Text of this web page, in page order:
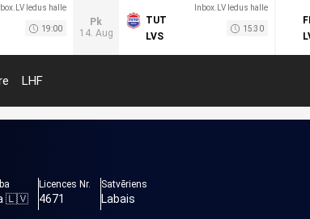
ledus halle
19:00
Pk
14. Aug
Inbox.LV ledus halle
TUT
LVS
15:30
LHF
🇱🇻
Licences Nr.
4671
Satvēriens
Labais